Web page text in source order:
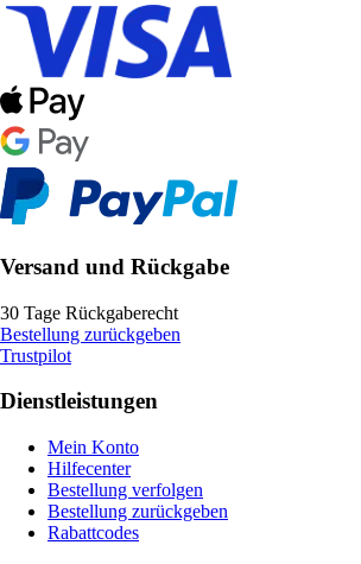
Versand und Rückgabe
30 Tage Rückgaberecht
Bestellung zurückgeben
Trustpilot
Dienstleistungen
Mein Konto
Hilfecenter
Bestellung verfolgen
Bestellung zurückgeben
Rabattcodes